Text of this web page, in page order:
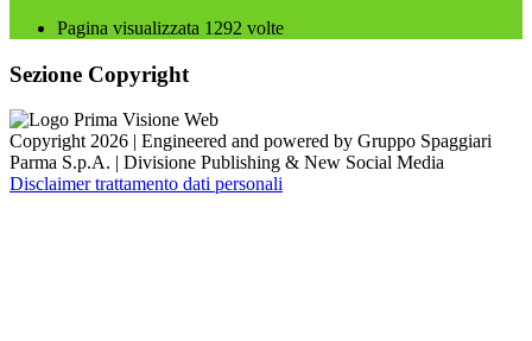
Pagina visualizzata 1292 volte
Sezione Copyright
Copyright 2026 | Engineered and powered by Gruppo Spaggiari
Parma S.p.A. | Divisione Publishing & New Social Media
Disclaimer trattamento dati personali